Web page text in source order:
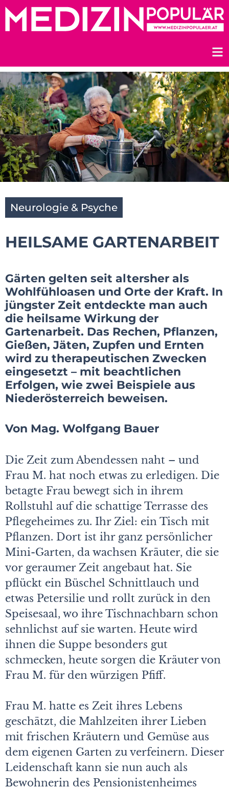
Zum
Inhalt
Neurologie & Psyche
HEILSAME GARTENARBEIT
Gärten gelten seit altersher als
Wohlfühloasen und Orte der Kraft. In
jüngster Zeit entdeckte man auch
die heilsame Wirkung der
Gartenarbeit. Das Rechen, Pflanzen,
Gießen, Jäten, Zupfen und Ernten
wird zu therapeutischen Zwecken
eingesetzt – mit beachtlichen
Erfolgen, wie zwei Beispiele aus
Niederösterreich beweisen.
Von Mag. Wolfgang Bauer
Die Zeit zum Abendessen naht – und
Frau M. hat noch etwas zu erledigen. Die
betagte Frau bewegt sich in ihrem
Rollstuhl auf die schattige Terrasse des
Pflegeheimes zu. Ihr Ziel: ein Tisch mit
Pflanzen. Dort ist ihr ganz persönlicher
Mini-Garten, da wachsen Kräuter, die sie
vor geraumer Zeit angebaut hat. Sie
pflückt ein Büschel Schnittlauch und
etwas Petersilie und rollt zurück in den
Speisesaal, wo ihre Tischnachbarn schon
sehnlichst auf sie warten. Heute wird
ihnen die Suppe besonders gut
schmecken, heute sorgen die Kräuter von
Frau M. für den würzigen Pfiff.
Frau M. hatte es Zeit ihres Lebens
geschätzt, die Mahlzeiten ihrer Lieben
mit frischen Kräutern und Gemüse aus
dem eigenen Garten zu verfeinern. Dieser
Leidenschaft kann sie nun auch als
Bewohnerin des Pensionistenheimes